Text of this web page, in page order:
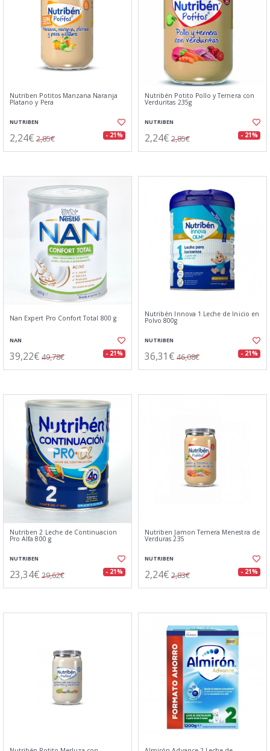
Nutriben Potitos Manzana Naranja
Platano y Pera
NUTRIBEN
2,24€ 2,85€ - 21%
Nutribén Potito Pollo y Ternera con
Verduritas 235g
NUTRIBEN
2,24€ 2,85€ - 21%
Nan Expert Pro Confort Total 800 g
NAN
39,22€ 49,78€ - 21%
Nutribén Innova 1 Leche de Inicio en
Polvo 800g
NUTRIBEN
36,31€ 46,08€ - 21%
Nutriben 2 Leche de Continuacion
Pro Alfa 800 g
NUTRIBEN
23,34€ 29,62€ - 21%
Nutriben Jamon Ternera Menestra de
Verduras 235
NUTRIBEN
2,24€ 2,83€ - 21%